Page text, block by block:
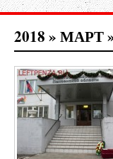
2018 » МАРТ